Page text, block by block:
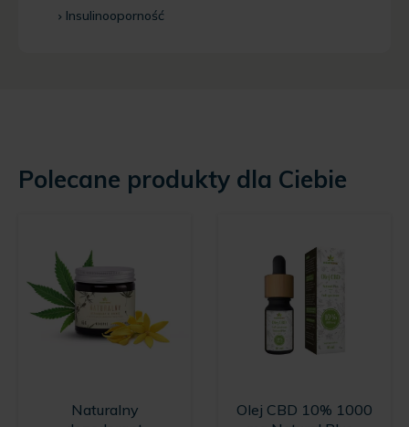
Insulinooporność
Polecane produkty dla Ciebie
Naturalny
Olej CBD 10% 1000